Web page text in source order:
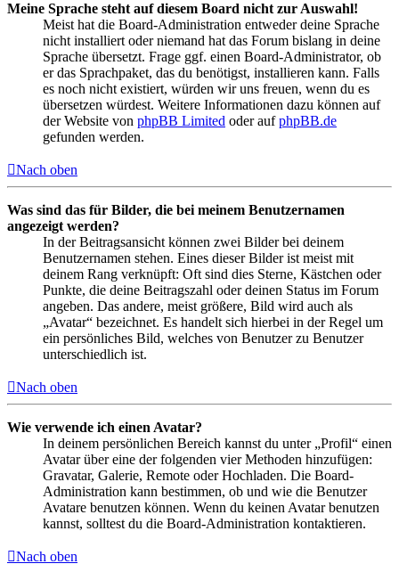
Meine Sprache steht auf diesem Board nicht zur Auswahl!
Meist hat die Board-Administration entweder deine Sprache
nicht installiert oder niemand hat das Forum bislang in deine
Sprache übersetzt. Frage ggf. einen Board-Administrator, ob
er das Sprachpaket, das du benötigst, installieren kann. Falls
es noch nicht existiert, würden wir uns freuen, wenn du es
übersetzen würdest. Weitere Informationen dazu können auf
der Website von phpBB Limited oder aufphpBB.de
gefunden werden.
Nach oben
Was sind das für Bilder, die bei meinem Benutzernamen
angezeigt werden?
In der Beitragsansicht können zwei Bilder bei deinem
Benutzernamen stehen. Eines dieser Bilder ist meist mit
deinem Rang verknüpft: Oft sind dies Sterne, Kästchen oder
Punkte, die deine Beitragszahl oder deinen Status im Forum
angeben. Das andere, meist größere, Bild wird auch als
„Avatar“ bezeichnet. Es handelt sich hierbei in der Regel um
ein persönliches Bild, welches von Benutzer zu Benutzer
unterschiedlich ist.
Nach oben
Wie verwende ich einen Avatar?
In deinem persönlichen Bereich kannst du unter „Profil“ einen
Avatar über eine der folgenden vier Methoden hinzufügen:
Gravatar, Galerie, Remote oder Hochladen. Die Board-
Administration kann bestimmen, ob und wie die Benutzer
Avatare benutzen können. Wenn du keinen Avatar benutzen
kannst, solltest du die Board-Administration kontaktieren.
Nach oben